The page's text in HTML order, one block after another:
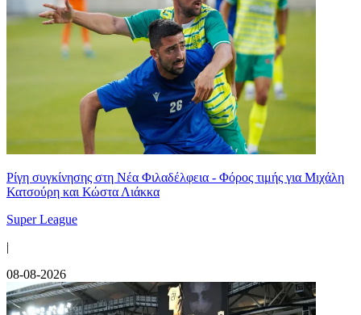
Ρίγη συγκίνησης στη Νέα Φιλαδέλφεια - Φόρος τιμής για Μιχάλη
Κατσούρη και Κώστα Λιάκκα
Super League
|
08-08-2026